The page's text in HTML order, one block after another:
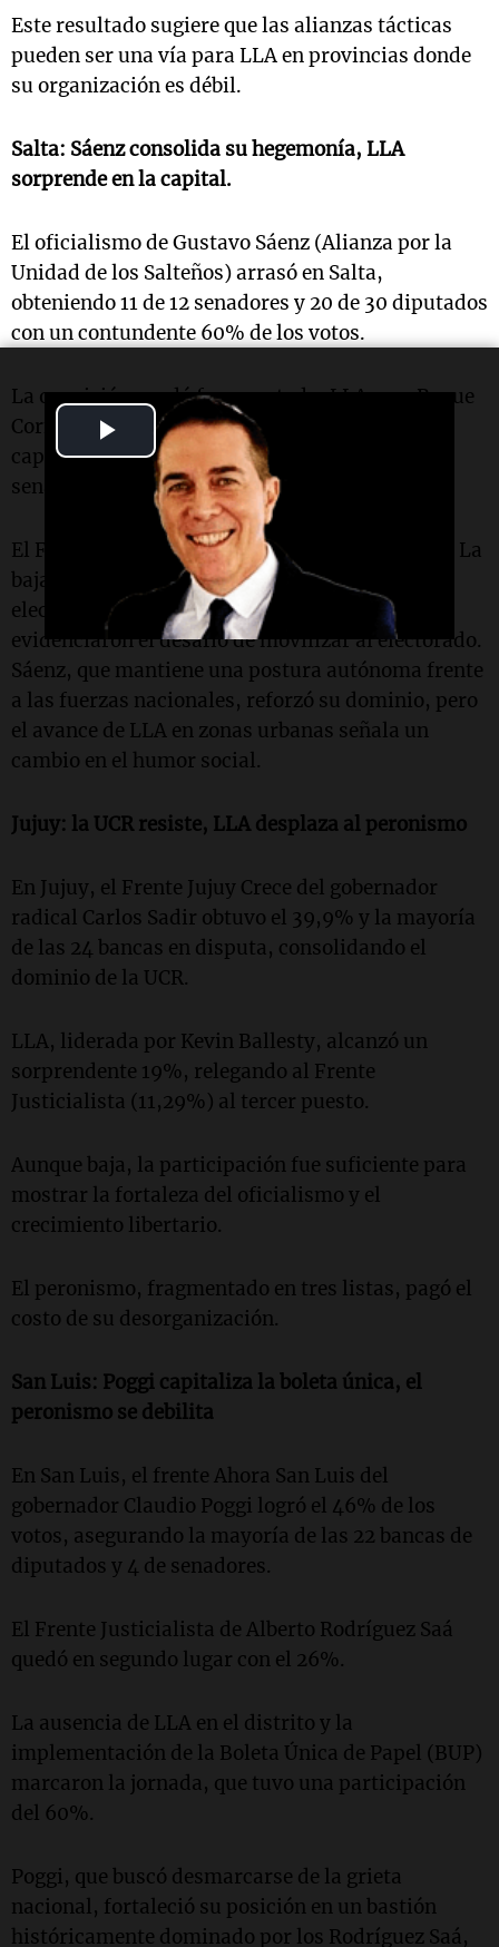
Play
Video
Este resultado sugiere que las alianzas tácticas
pueden ser una vía para LLA en provincias donde
su organización es débil.
Salta: Sáenz consolida su hegemonía, LLA
sorprende en la capital.
El oficialismo de Gustavo Sáenz (Alianza por la
Unidad de los Salteños) arrasó en Salta,
obteniendo 11 de 12 senadores y 20 de 30 diputados
con un contundente 60% de los votos.
La oposición quedó fragmentada: LLA, con Roque
Cornejo Avellaneda, sorprendió al liderar en la
capital provincial con el 35,33%, asegurando 1
senador y 9 deputados.
El Frente Justicialista apenas alcanzó el 6,41%. La
baja participación (42,3%) y el uso del voto
electrónico agilizaron el proceso, pero
evidenciaron el desafío de movilizar al electorado.
Sáenz, que mantiene una postura autónoma frente
a las fuerzas nacionales, reforzó su dominio, pero
el avance de LLA en zonas urbanas señala un
cambio en el humor social.
Jujuy: la UCR resiste, LLA desplaza al peronismo
En Jujuy, el Frente Jujuy Crece del gobernador
radical Carlos Sadir obtuvo el 39,9% y la mayoría
de las 24 bancas en disputa, consolidando el
dominio de la UCR.
LLA, liderada por Kevin Ballesty, alcanzó un
sorprendente 19%, relegando al Frente
Justicialista (11,29%) al tercer puesto.
Aunque baja, la participación fue suficiente para
mostrar la fortaleza del oficialismo y el
crecimiento libertario.
El peronismo, fragmentado en tres listas, pagó el
costo de su desorganización.
San Luis: Poggi capitaliza la boleta única, el
peronismo se debilita
En San Luis, el frente Ahora San Luis del
gobernador Claudio Poggi logró el 46% de los
votos, asegurando la mayoría de las 22 bancas de
diputados y 4 de senadores.
El Frente Justicialista de Alberto Rodríguez Saá
quedó en segundo lugar con el 26%.
La ausencia de LLA en el distrito y la
implementación de la Boleta Única de Papel (BUP)
marcaron la jornada, que tuvo una participación
del 60%.
Poggi, que buscó desmarcarse de la grieta
nacional, fortaleció su posición en un bastión
históricamente dominado por los Rodríguez Saá,